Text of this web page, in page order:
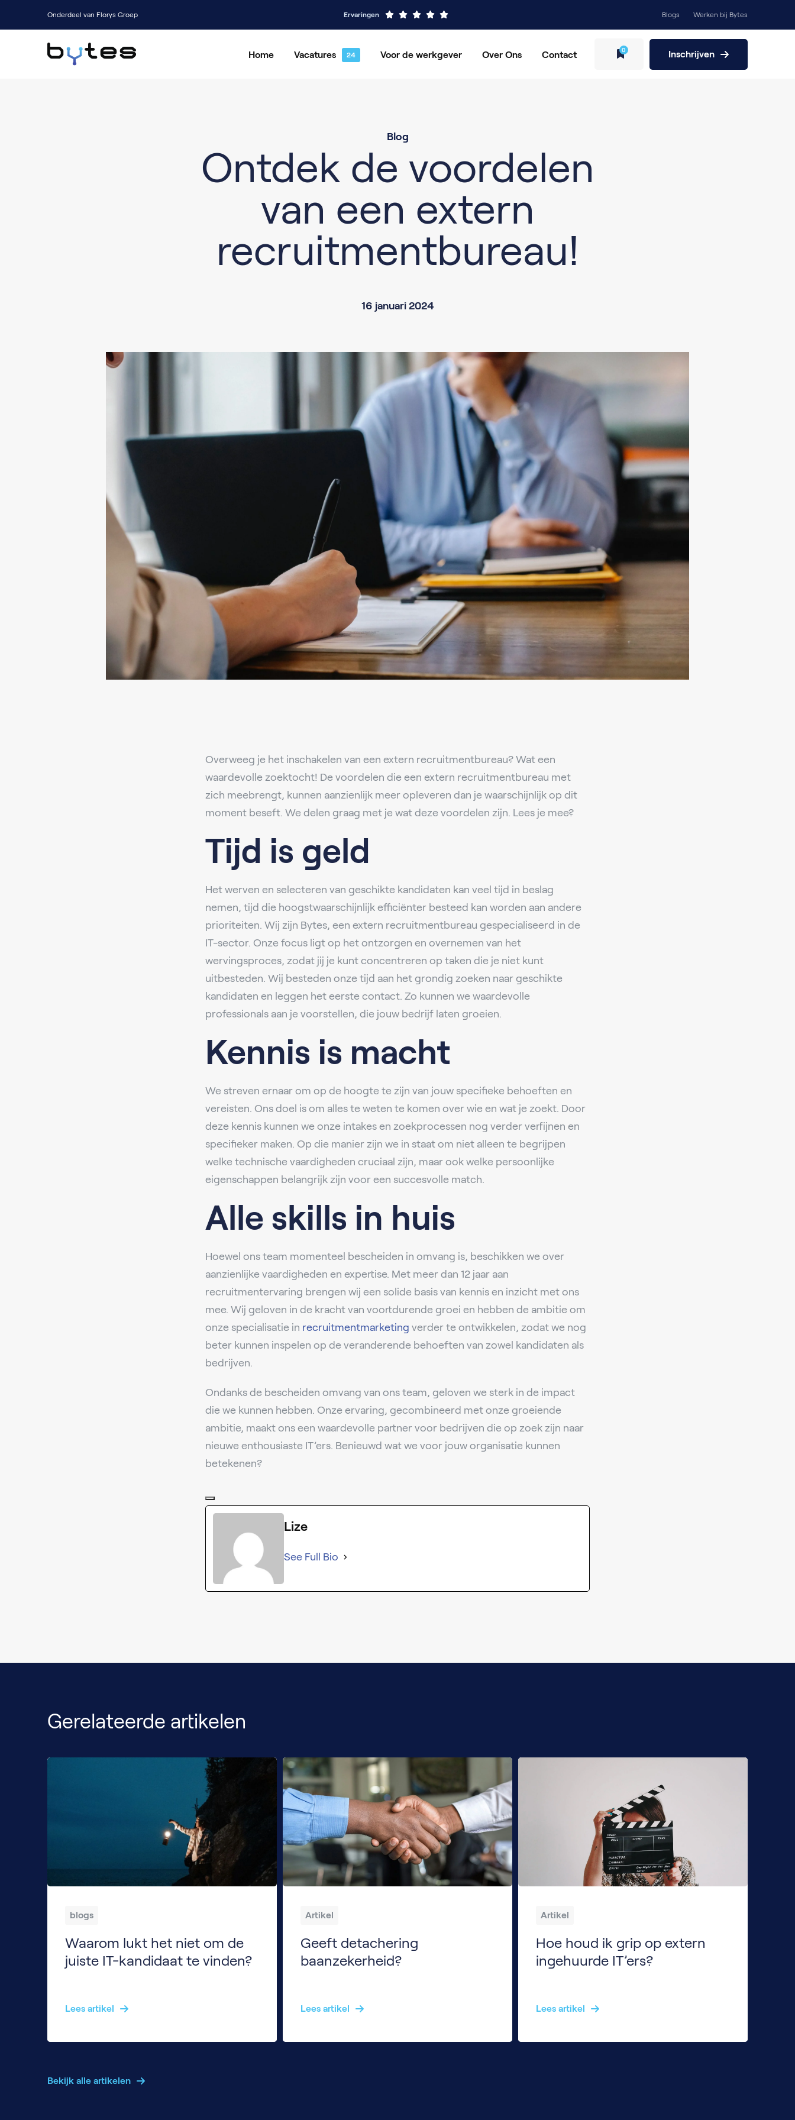
Onderdeel van Florys Groep Ervaringen Blogs Werken bij Bytes
Home Vacatures Voor de werkgever Over Ons Contact 0 Inschrijven
Blog
Ontdek de voordelen
van een extern
recruitmentbureau!
16 januari 2024
Overweeg je het inschakelen van een extern recruitmentbureau? Wat een
waardevolle zoektocht! De voordelen die een extern recruitmentbureau met
zich meebrengt, kunnen aanzienlijk meer opleveren dan je waarschijnlijk op dit
moment beseft. We delen graag met je wat deze voordelen zijn. Lees je mee?
Tijd is geld
Het werven en selecteren van geschikte kandidaten kan veel tijd in beslag
nemen, tijd die hoogstwaarschijnlijk efficiënter besteed kan worden aan andere
prioriteiten. Wij zijn Bytes, een extern recruitmentbureau gespecialiseerd in de
IT-sector. Onze focus ligt op het ontzorgen en overnemen van het
wervingsproces, zodat jij je kunt concentreren op taken die je niet kunt
uitbesteden. Wij besteden onze tijd aan het grondig zoeken naar geschikte
kandidaten en leggen het eerste contact. Zo kunnen we waardevolle
professionals aan je voorstellen, die jouw bedrijf laten groeien.
Kennis is macht
We streven ernaar om op de hoogte te zijn van jouw specifieke behoeften en
vereisten. Ons doel is om alles te weten te komen over wie en wat je zoekt. Door
deze kennis kunnen we onze intakes en zoekprocessen nog verder verfijnen en
specifieker maken. Op die manier zijn we in staat om niet alleen te begrijpen
welke technische vaardigheden cruciaal zijn, maar ook welke persoonlijke
eigenschappen belangrijk zijn voor een succesvolle match.
Alle skills in huis
Hoewel ons team momenteel bescheiden in omvang is, beschikken we over
aanzienlijke vaardigheden en expertise. Met meer dan 12 jaar aan
recruitmentervaring brengen wij een solide basis van kennis en inzicht met ons
mee. Wij geloven in de kracht van voortdurende groei en hebben de ambitie om
onze specialisatie in recruitmentmarketing verder te ontwikkelen, zodat we nog
beter kunnen inspelen op de veranderende behoeften van zowel kandidaten als
bedrijven.
Ondanks de bescheiden omvang van ons team, geloven we sterk in de impact
die we kunnen hebben. Onze ervaring, gecombineerd met onze groeiende
ambitie, maakt ons een waardevolle partner voor bedrijven die op zoek zijn naar
nieuwe enthousiaste IT’ers. Benieuwd wat we voor jouw organisatie kunnen
betekenen?
Lize
See Full Bio
Gerelateerde artikelen
blogs
Waarom lukt het niet om de
juiste IT-kandidaat te vinden?
Lees artikel
Artikel
Geeft detachering
baanzekerheid?
Lees artikel
Artikel
Hoe houd ik grip op extern
ingehuurde IT’ers?
Lees artikel
Bekijk alle artikelen